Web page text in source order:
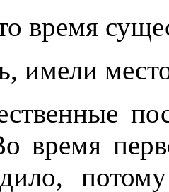
время
имели
время